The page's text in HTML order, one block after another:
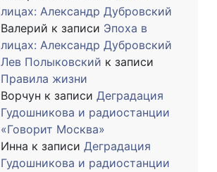
лицах: Александр Дубровский
Валерий к записи Эпоха в
лицах: Александр Дубровский
Лев Полыковский к записи
Правила жизни
Ворчун к записи Деградация
Гудошникова и радиостанции
«Говорит Москва»
Инна к записи Деградация
Гудошникова и радиостанции